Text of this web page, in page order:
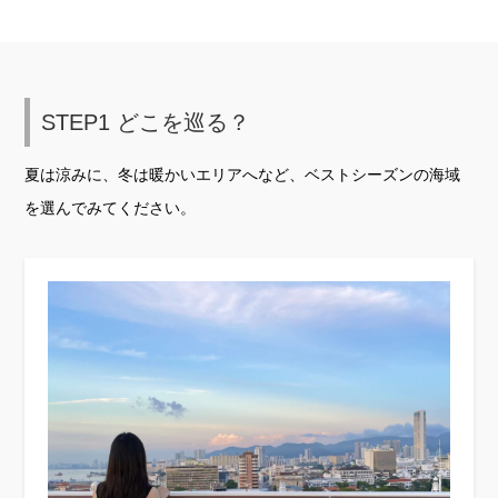
STEP1 どこを巡る？
夏は涼みに、冬は暖かいエリアへなど、ベストシーズンの海域
を選んでみてください。